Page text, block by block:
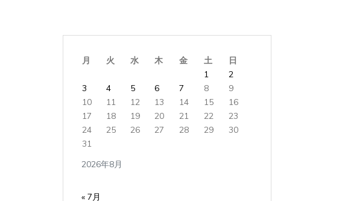
2026年8月
月 火 水 木 金 土
日
1
2
3
4 5 6 7 8
9
10
11 12 13 14 15
16
17
18 19 20 21 22
23
24
25 26 27 28 29
30
31
« 7月